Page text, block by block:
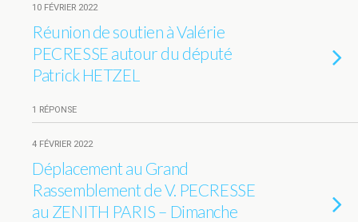
10 FÉVRIER 2022
Réunion de soutien à Valérie
PECRESSE autour du député
Patrick HETZEL
1 RÉPONSE
4 FÉVRIER 2022
Déplacement au Grand
Rassemblement de V. PECRESSE
au ZENITH PARIS – Dimanche